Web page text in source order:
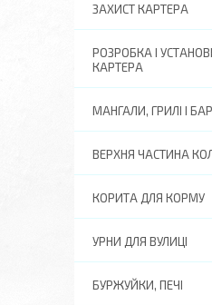
ЗАХИСТ КАРТЕРА
РОЗРОБКА І
КАРТЕРА
МАНГАЛИ, ГРИЛІ І
ВЕРХНЯ ЧАСТИНА
КОРИТА ДЛЯ КОРМУ
УРНИ ДЛЯ ВУЛИЦІ
БУРЖУЙКИ, ПЕЧІ